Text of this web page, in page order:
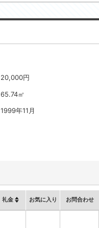
20,000円
65.74㎡
1999年11月
礼金 お気に入り お問合わせ